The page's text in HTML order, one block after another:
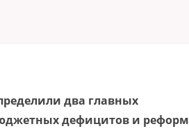
два главных
дефицитов и